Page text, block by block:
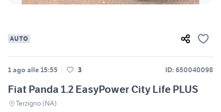
AUTO
1 ago alle 15:55 3 ID: 650040098
Fiat Panda 1.2 EasyPower City Life PLUS
Terzigno (NA)